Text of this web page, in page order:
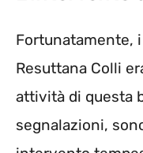
Fortunatamente,
Resuttana Colli
attività di questa
segnalazioni,